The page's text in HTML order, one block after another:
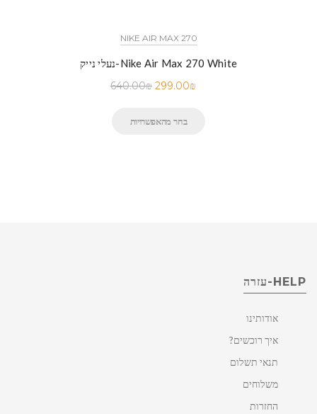
NIKE AIR MAX 270
נעלי נייק-Nike Air Max 270 White
640.00₪ 299.00₪
בחר מהאפשרויות
HELP-עזרה
אודותינו
איך רוכשים?
תנאי תשלום
משלוחים
החזרות